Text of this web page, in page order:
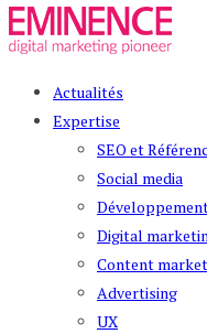
Actualités
Expertise
SEO et
Social media
Digital
Content
Advertising
UX